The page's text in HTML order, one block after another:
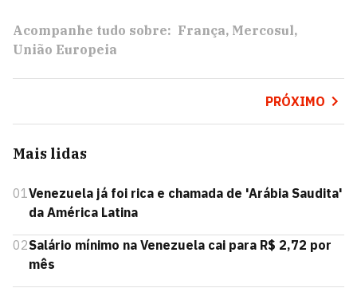
Acompanhe tudo sobre: França Mercosul
União Europeia
PRÓXIMO
Mais lidas
01Venezuela já foi rica e chamada de 'Arábia Saudita'
da América Latina
02Salário mínimo na Venezuela cai para R$ 2,72 por
mês